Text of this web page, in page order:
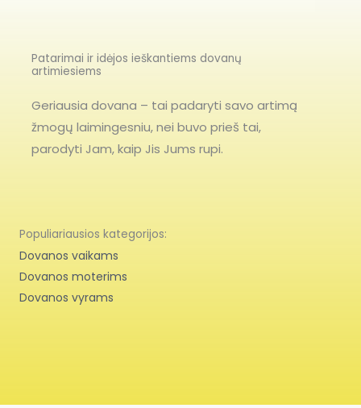
Patarimai ir idėjos ieškantiems dovanų
artimiesiems
Geriausia dovana – tai padaryti savo artimą
žmogų laimingesniu, nei buvo prieš tai,
parodyti Jam, kaip Jis Jums rupi.
Populiariausios kategorijos:
Dovanos vaikams
Dovanos moterims
Dovanos vyrams